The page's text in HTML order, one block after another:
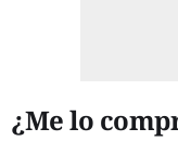
¿Me lo